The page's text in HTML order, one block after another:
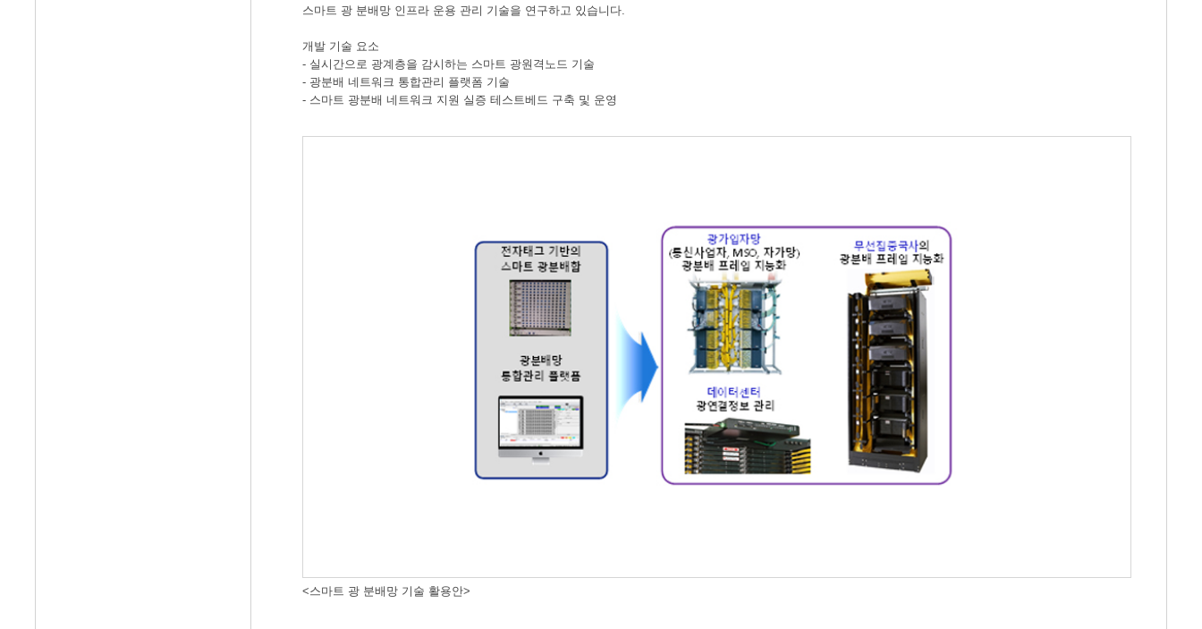
스마트 광 분배망 인프라 운용 관리 기술을 연구하고 있습니다.
개발 기술 요소
- 실시간으로 광계층을 감시하는 스마트 광원격노드 기술
- 광분배 네트워크 통합관리 플랫폼 기술
- 스마트 광분배 네트워크 지원 실증 테스트베드 구축 및 운영
<스마트 광 분배망 기술 활용안>